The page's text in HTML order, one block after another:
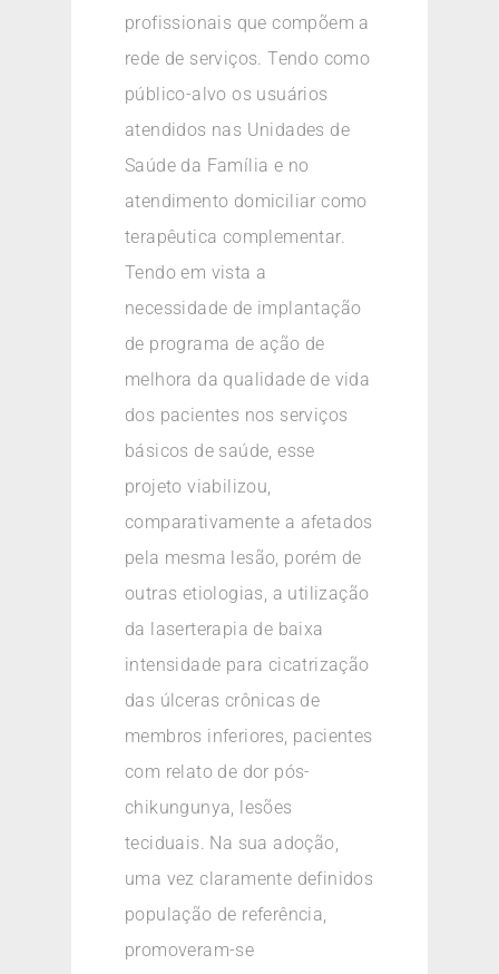
profissionais que compõem a
rede de serviços. Tendo como
público-alvo os usuários
atendidos nas Unidades de
Saúde da Família e no
atendimento domiciliar como
terapêutica complementar.
Tendo em vista a
necessidade de implantação
de programa de ação de
melhora da qualidade de vida
dos pacientes nos serviços
básicos de saúde, esse
projeto viabilizou,
comparativamente a afetados
pela mesma lesão, porém de
outras etiologias, a utilização
da laserterapia de baixa
intensidade para cicatrização
das úlceras crônicas de
membros inferiores, pacientes
com relato de dor pós-
chikungunya, lesões
teciduais. Na sua adoção,
uma vez claramente definidos
população de referência,
promoveram-se